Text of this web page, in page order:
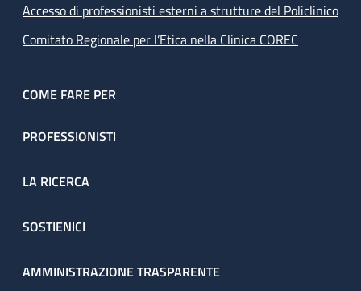
Accesso di professionisti esterni a strutture del Policlinico
Comitato Regionale per l’Etica nella Clinica COREC
COME FARE PER
PROFESSIONISTI
LA RICERCA
SOSTIENICI
AMMINISTRAZIONE TRASPARENTE